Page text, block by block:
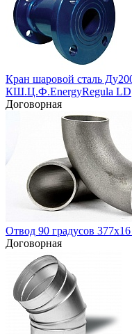
Кран шаровой сталь
КШ.Ц.Ф.EnergyRegula LD
Договорная
Отвод 90 градусов
Договорная